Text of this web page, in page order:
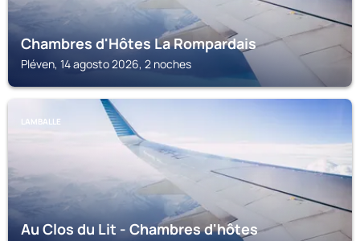
Chambres d'Hôtes La Rompardais
Pléven, 14 agosto 2026, 2 noches
LAMBALLE
Au Clos du Lit - Chambres d'hôtes